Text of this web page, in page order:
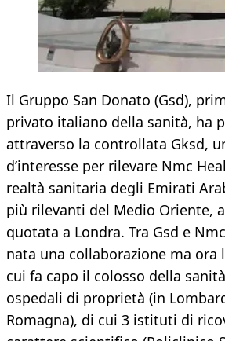
Il Gruppo San Donato (Gsd),
privato italiano della sanità, ha
attraverso la controllata Gksd,
d’interesse per rilevare Nmc
realtà sanitaria degli Emirati
più rilevanti del Medio Oriente,
quotata a Londra. Tra Gsd e
nata una collaborazione ma ora
cui fa capo il colosso della
ospedali di proprietà (in
Romagna), di cui 3 istituti di